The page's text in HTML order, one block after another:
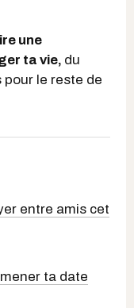
une
ta vie, du
le reste de
entre amis cet
ta date